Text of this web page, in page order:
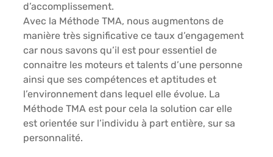
d’accomplissement.
Avec la Méthode TMA, nous augmentons de
manière très significative ce taux d’engagement
car nous savons qu’il est pour essentiel de
connaitre les moteurs et talents d’une personne
ainsi que ses compétences et aptitudes et
l’environnement dans lequel elle évolue. La
Méthode TMA est pour cela la solution car elle
est orientée sur l’individu à part entière, sur sa
personnalité.